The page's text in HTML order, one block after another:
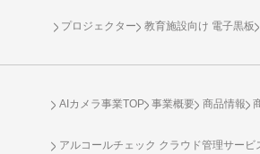
プロジェクター 教育施設向け 電子黒板
AIカメラ事業TOP 事業概要 商品情報
アルコールチェック クラウド管理サービ